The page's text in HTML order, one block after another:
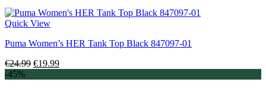
Quick View
Puma Women’s HER Tank Top Black 847097-01
€24.99 Original
€19.99Η
-45%